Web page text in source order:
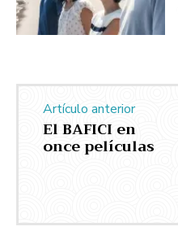
Artículo anterior
El BAFICI en
once películas